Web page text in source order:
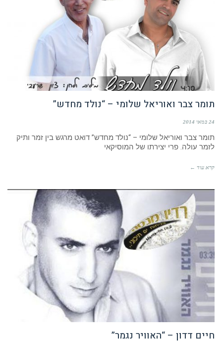
תומר צבר ואוריאל שלומי – “נולד מחדש”
24 במאי 2014
תומר צבר ואוריאל שלומי – “נולד מחדש” דואט מרגש בין זמר ותיק
לזמר עולה. פרי יצירתו של המוסיקאי
קרא עוד ←
חיים דדון – “האוויר נגמר”